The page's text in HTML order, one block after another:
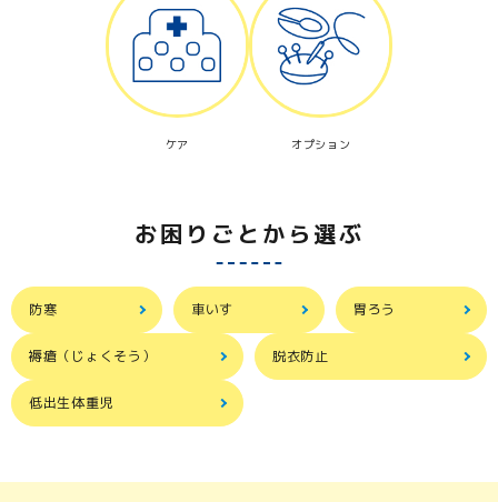
ケア オプション
お困りごとから選ぶ
防寒 車いす 胃ろう
褥瘡（じょくそう） 脱衣防止
低出生体重児